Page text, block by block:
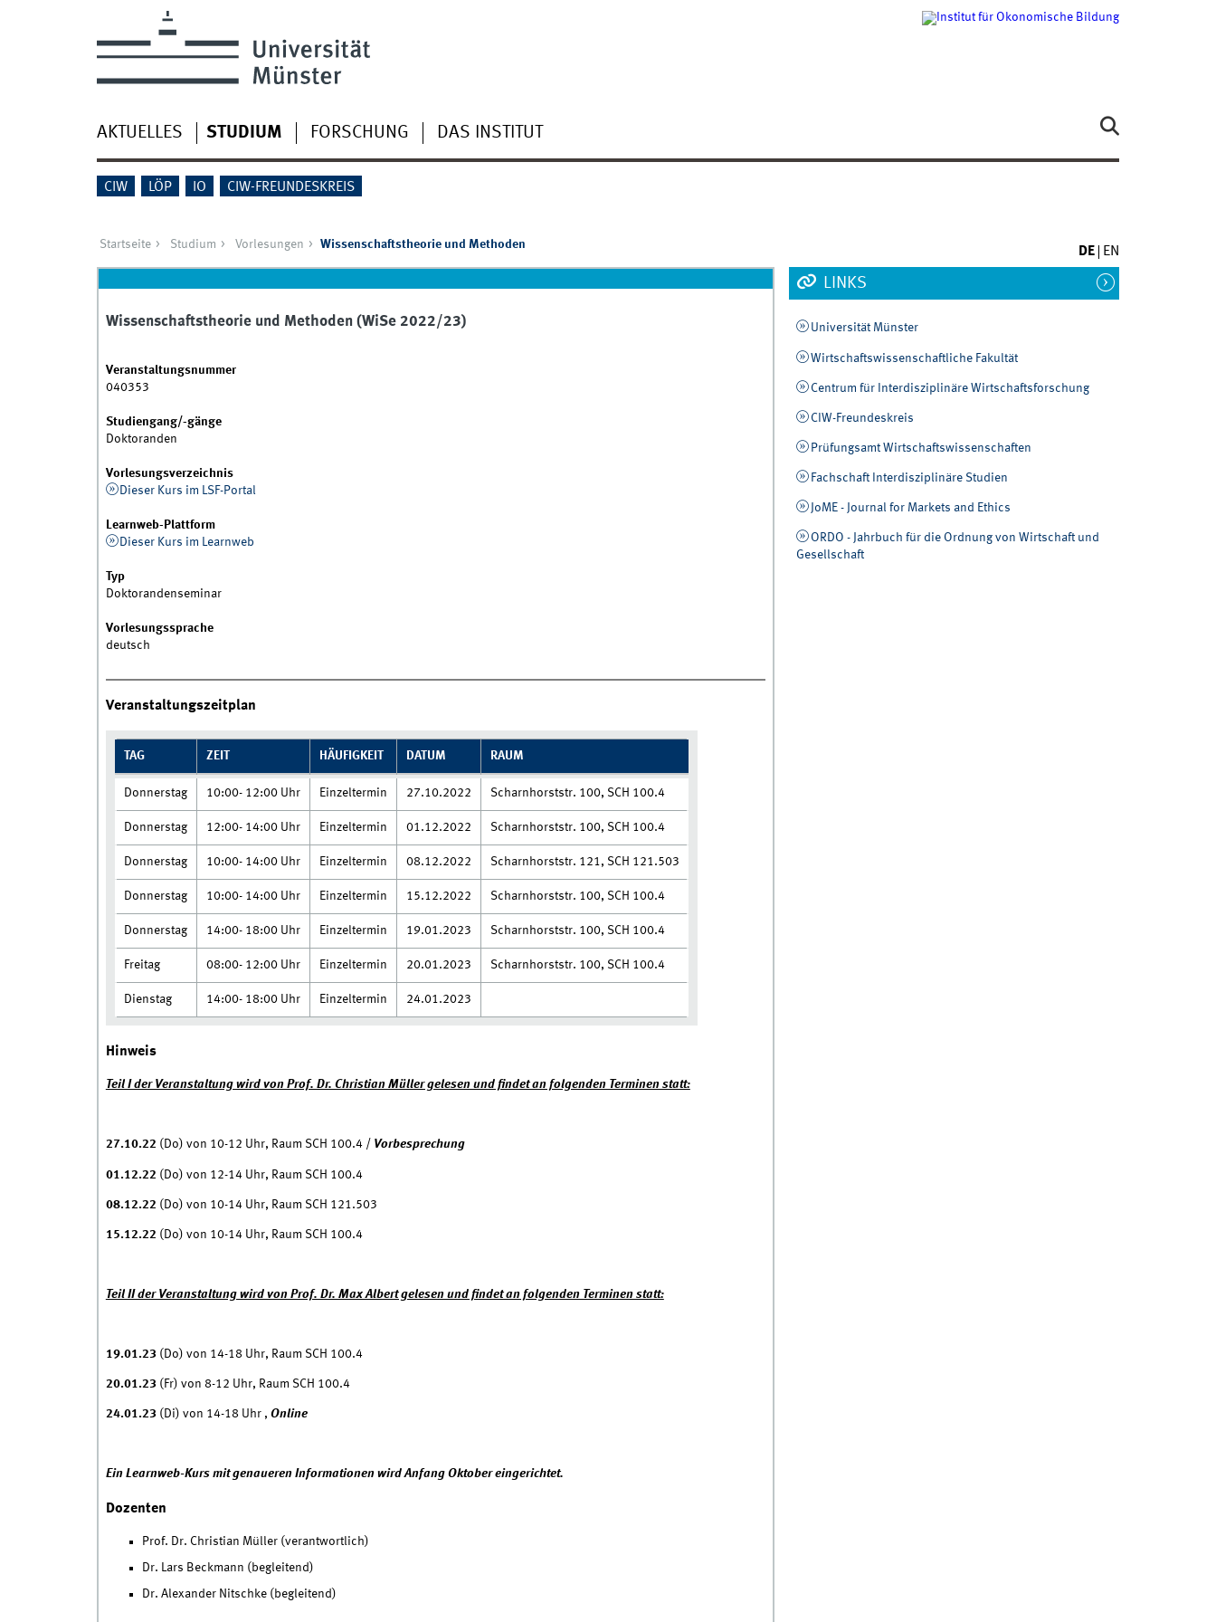
AKTUELLES STUDIUM FORSCHUNG DAS INSTITUT
CIW LÖP IO CIW-FREUNDESKREIS
DE EN
Startseite Studium Vorlesungen Wissenschaftstheorie und Methoden
Wissenschaftstheorie und Methoden (WiSe 2022/23)
Veranstaltungsnummer
040353
Studiengang/-gänge
Doktoranden
Vorlesungsverzeichnis
Dieser Kurs im LSF-Portal
Learnweb-Plattform
Dieser Kurs im Learnweb
Typ
Doktorandenseminar
Vorlesungssprache
deutsch
Veranstaltungszeitplan
TAG ZEIT HÄUFIGKEIT DATUM RAUM
Donnerstag 10:00- 12:00 Uhr Einzeltermin 27.10.2022 Scharnhorststr. 100, SCH 100.4
Donnerstag 12:00- 14:00 Uhr Einzeltermin 01.12.2022 Scharnhorststr. 100, SCH 100.4
Donnerstag 10:00- 14:00 Uhr Einzeltermin 08.12.2022 Scharnhorststr. 121, SCH 121.503
Donnerstag 10:00- 14:00 Uhr Einzeltermin 15.12.2022 Scharnhorststr. 100, SCH 100.4
Donnerstag 14:00- 18:00 Uhr Einzeltermin 19.01.2023 Scharnhorststr. 100, SCH 100.4
Freitag 08:00- 12:00 Uhr Einzeltermin 20.01.2023 Scharnhorststr. 100, SCH 100.4
Dienstag 14:00- 18:00 Uhr Einzeltermin 24.01.2023
Hinweis
Teil I der Veranstaltung wird von Prof. Dr. Christian Müller gelesen und findet an folgenden Terminen statt:
27.10.22 (Do) von 10-12 Uhr, Raum SCH 100.4 / Vorbesprechung
01.12.22 (Do) von 12-14 Uhr, Raum SCH 100.4
08.12.22 (Do) von 10-14 Uhr, Raum SCH 121.503
15.12.22 (Do) von 10-14 Uhr, Raum SCH 100.4
Teil II der Veranstaltung wird von Prof. Dr. Max Albert gelesen und findet an folgenden Terminen statt:
19.01.23 (Do) von 14-18 Uhr, Raum SCH 100.4
20.01.23 (Fr) von 8-12 Uhr, Raum SCH 100.4
24.01.23 (Di) von 14-18 Uhr , Online
Ein Learnweb-Kurs mit genaueren Informationen wird Anfang Oktober eingerichtet.
Dozenten
Prof. Dr. Christian Müller (verantwortlich)
Dr. Lars Beckmann (begleitend)
Dr. Alexander Nitschke (begleitend)
LINKS
Universität Münster
Wirtschaftswissenschaftliche Fakultät
Centrum für Interdisziplinäre Wirtschaftsforschung
CIW-Freundeskreis
Prüfungsamt Wirtschaftswissenschaften
Fachschaft Interdisziplinäre Studien
JoME - Journal for Markets and Ethics
ORDO - Jahrbuch für die Ordnung von Wirtschaft und
Gesellschaft